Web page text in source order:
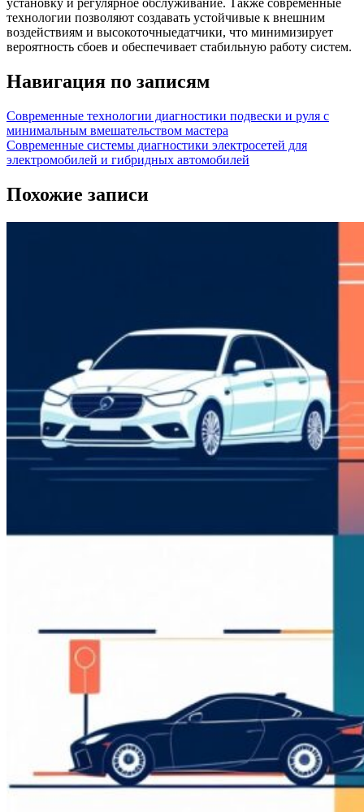
технологии позволяют создавать устойчивые к внешним
воздействиям и высокоточныедатчики, что минимизирует
вероятность сбоев и обеспечивает стабильную работу систем.
Навигация по записям
Современные технологии диагностики подвески и руля с
минимальным вмешательством мастера
Современные системы диагностики электросетей для
электромобилей и гибридных автомобилей
Похожие записи